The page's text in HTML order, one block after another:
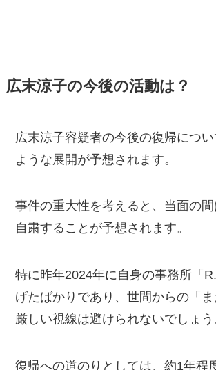
広末涼子の今後の活動は？
広末涼子容疑者の今後の復帰につ
ような展開が予想されます。
事件の重大性を考えると、当面の
自粛することが予想されます。
特に昨年2024年に自身の事務所「
げたばかりであり、世間からの「
厳しい視線は避けられないでしょう
復帰への道のりとしては、約1年程